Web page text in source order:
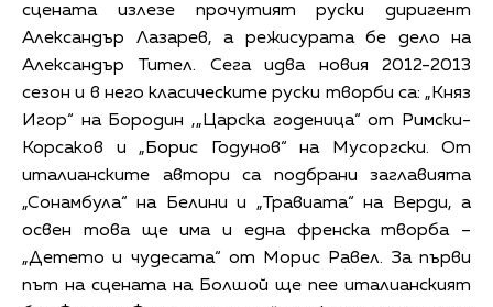
сцената излезе прочутият руски диригент
Александър Лазарев, а режисурата бе дело на
Александър Тител. Сега идва новия 2012-2013
сезон и в него класическите руски творби са: „Княз
Игор“ на Бородин ,„Царска годеница“ от Римски-
Корсаков и „Борис Годунов“ на Мусоргски. От
италианските автори са подбрани заглавията
„Сонамбула“ на Белини и „Травиата“ на Верди, а
освен това ще има и една френска творба –
„Детето и чудесата“ от Морис Равел. За първи
път на сцената на Болшой ще пее италианският